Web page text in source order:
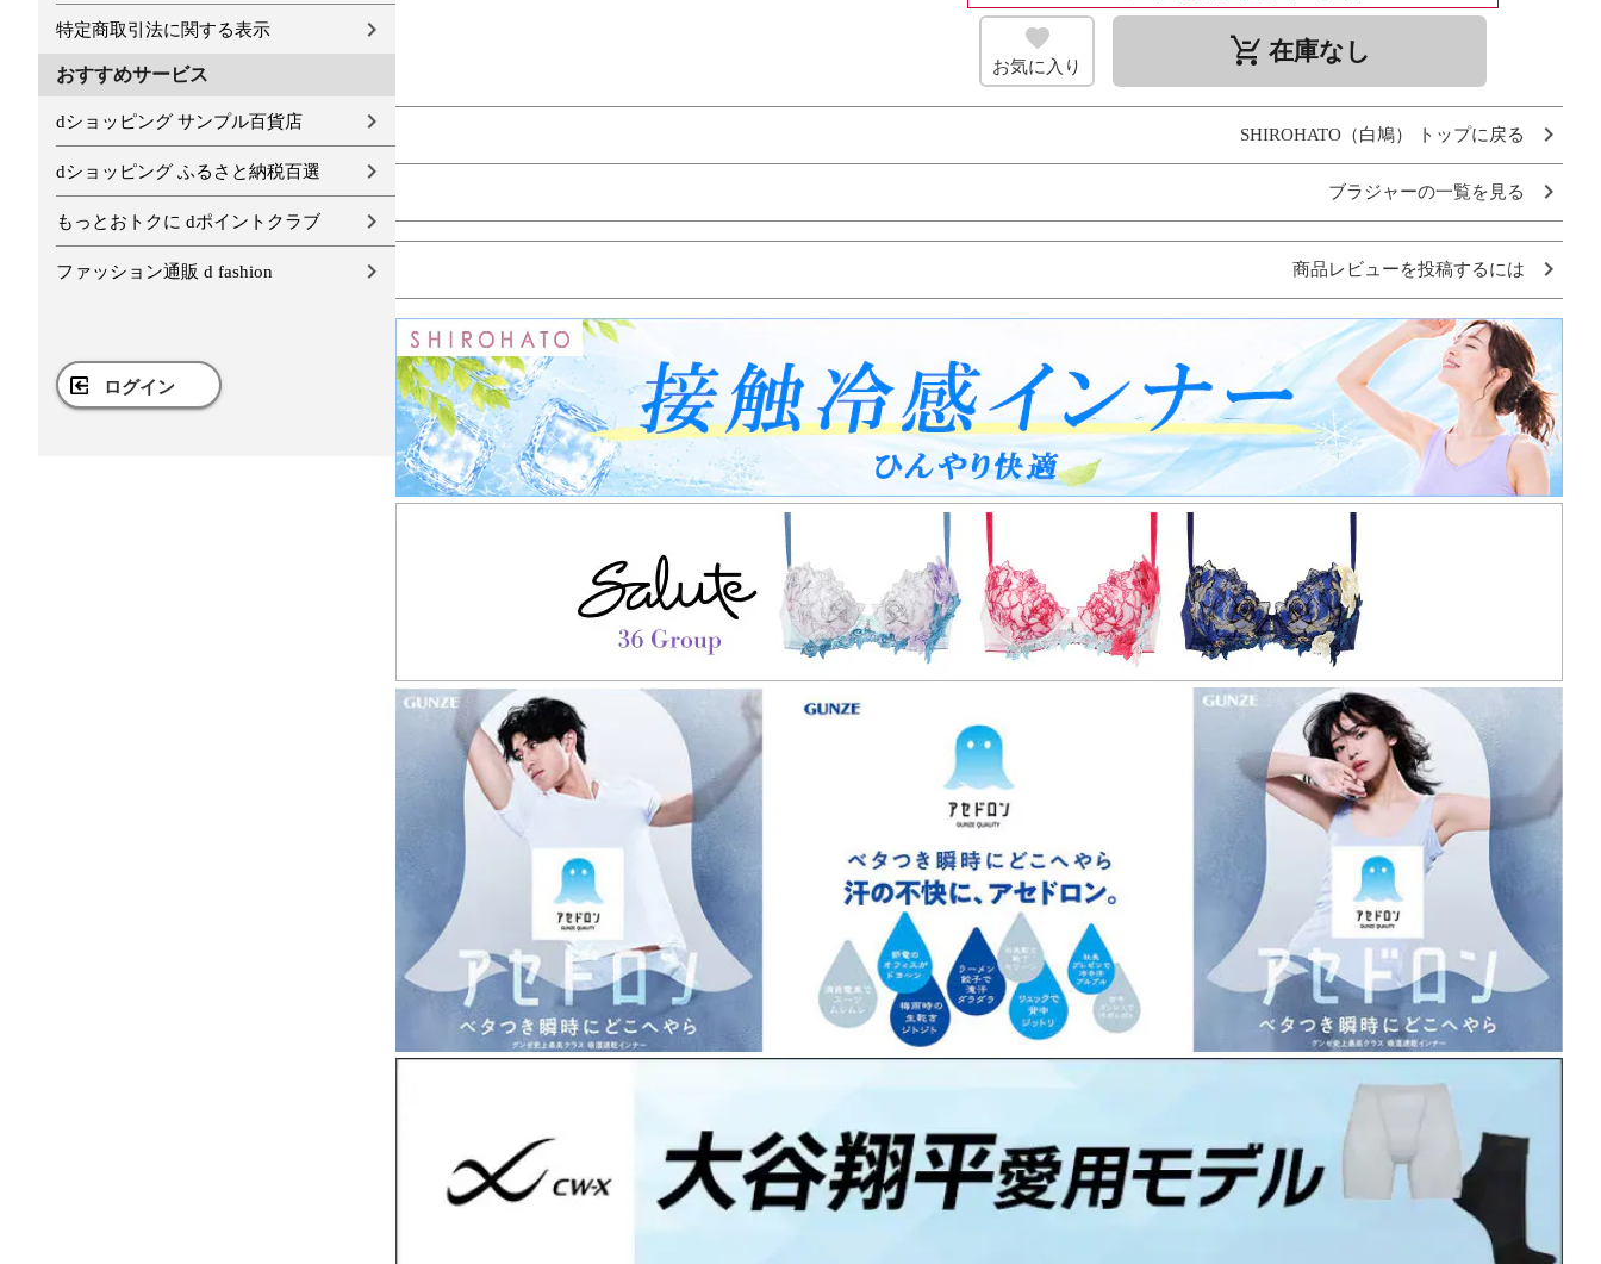
特定商取引法に関する表示
おすすめサービス
dショッピング サンプル百貨店
dショッピング ふるさと納税百選
もっとおトクに dポイントクラブ
ファッション通販 d fashion
ログイン
お気に入り remove_shopping_cart 在庫なし
SHIROHATO（白鳩） トップに戻る
ブラジャーの一覧を見る
商品レビューを投稿するには